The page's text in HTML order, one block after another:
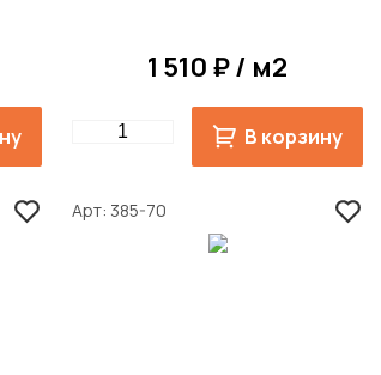
1 510 ₽ / м2
Quantity В корзину
Арт 385-70